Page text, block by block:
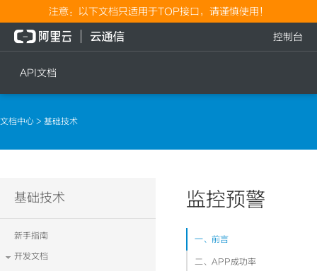
注意：以下文档只适用于TOP接口，请谨慎使用！
API文档
流量充值档位查询
控制台
文档中心 > 基础技术
基础技术
新手指南
开发文档
监控预警
一、前言
二、APP成功率